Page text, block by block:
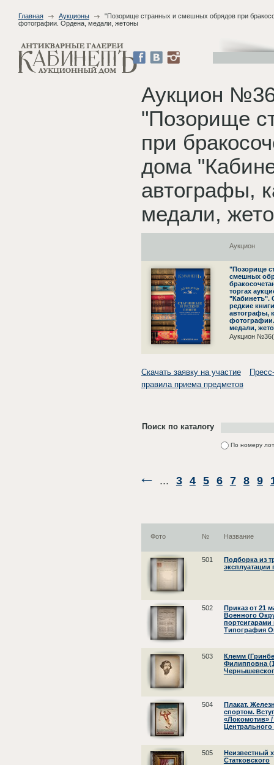
Главная Аукционы
"Позорище странных и смешных обрядов при
фотографии. Ордена, медали, жетоны
Аукцион
"Позорище
при
дома
автографы,
медали,
Аукцион
"Позорище
смешных
торгах
"Кабинетъ".
редкие
автографы,
медали,
Аукцион
Скачать заявку на участие
правила приема предметов
Поиск по каталогу
По номеру
... 3 4 5 6 7 8 9
Фото № Название
501
Подборка из
эксплуатации
502
Приказ от 21
Военного
Типография
503
Клемм
Филипповна
504
Плакат.
спортом.
«Локомотив»
505
Неизвестный
Статковского